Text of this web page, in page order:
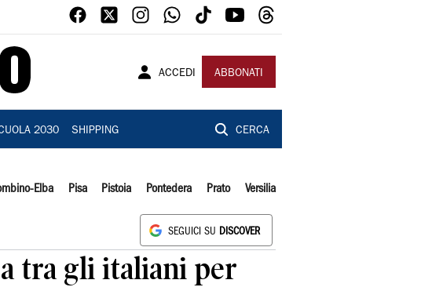
ACCEDI ABBONATI
2030 SHIPPING CERCA
Elba Pisa Pistoia Pontedera Prato Versilia
SEGUICI SU DISCOVER
tra gli italiani per